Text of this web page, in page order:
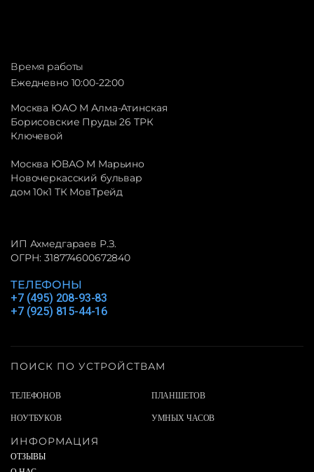
Время работы
Ежедневно 10:00-22:00
Москва ЮАО М Алма-Атинская
Борисовские Пруды 26 ТРК
Ключевой
Москва ЮВАО М Марьино
Новочеркасский бульвар
дом 10к1 ТК МовТрейд
ИП Ахмедгараев Р.З.
ОГРН: 318774600672840
ТЕЛЕФОНЫ
+7 (495) 208-93-83
+7 (925) 815-44-16
ПОИСК ПО УСТРОЙСТВАМ
ТЕЛЕФОНОВ ПЛАНШЕТОВ
НОУТБУКОВ УМНЫХ ЧАСОВ
ИНФОРМАЦИЯ
ОТЗЫВЫ